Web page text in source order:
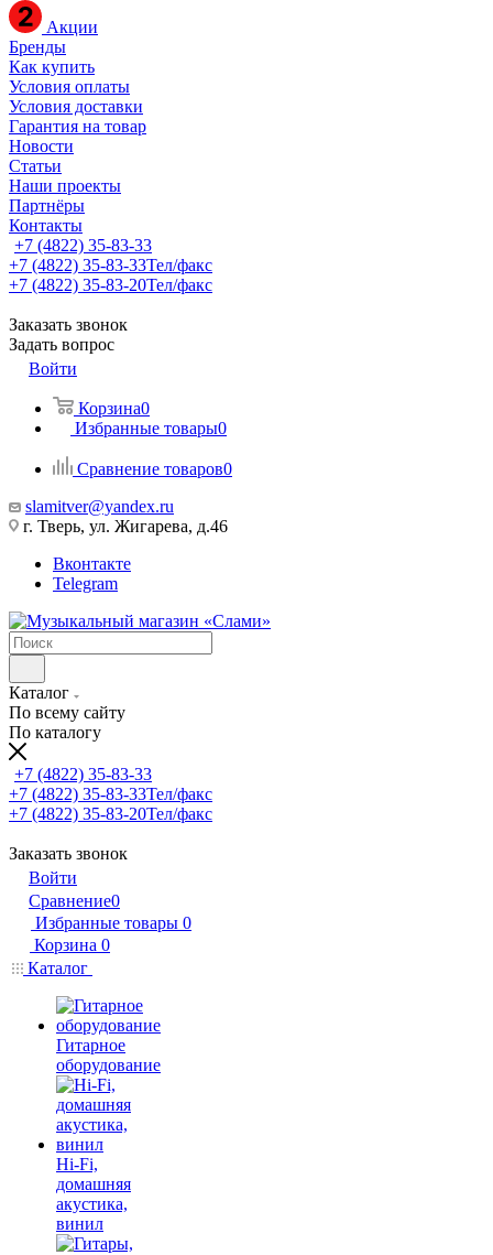
Акции
Бренды
Как купить
Условия оплаты
Условия доставки
Гарантия на товар
Новости
Статьи
Наши проекты
Партнёры
Контакты
+7 (4822) 35-83-33
+7 (4822) 35-83-33Тел/факс
+7 (4822) 35-83-20Тел/факс
Заказать звонок
Задать вопрос
Войти
Корзина0
Избранные товары0
Сравнение товаров0
slamitver@yandex.ru
г. Тверь, ул. Жигарева, д.46
Вконтакте
Telegram
Каталог
По всему сайту
По каталогу
+7 (4822) 35-83-33
+7 (4822) 35-83-33Тел/факс
+7 (4822) 35-83-20Тел/факс
Заказать звонок
Войти
Сравнение0
Избранные товары 0
Корзина 0
Каталог
Гитарное
оборудование
Hi-Fi,
домашняя
акустика,
винил